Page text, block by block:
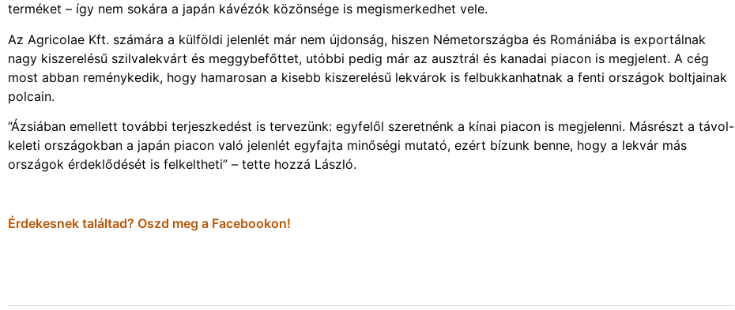
terméket – így nem sokára a japán kávézók közönsége is megismerkedhet vele.
Az Agricolae Kft. számára a külföldi jelenlét már nem újdonság, hiszen Németországba és Romániába is exportálnak
nagy kiszerelésű szilvalekvárt és meggybefőttet, utóbbi pedig már az ausztrál és kanadai piacon is megjelent. A cég
most abban reménykedik, hogy hamarosan a kisebb kiszerelésű lekvárok is felbukkanhatnak a fenti országok boltjainak
polcain.
“Ázsiában emellett további terjeszkedést is tervezünk: egyfelől szeretnénk a kínai piacon is megjelenni. Másrészt a távol-
keleti országokban a japán piacon való jelenlét egyfajta minőségi mutató, ezért bízunk benne, hogy a lekvár más
országok érdeklődését is felkeltheti” – tette hozzá László.
Érdekesnek találtad? Oszd meg a Facebookon!